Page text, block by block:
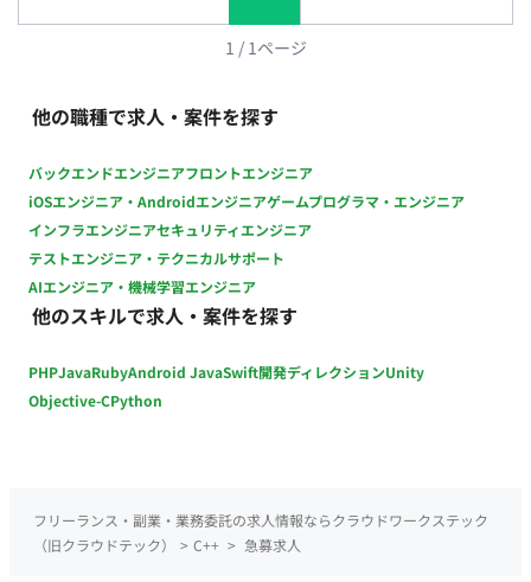
1 / 1ページ
他の職種で求人・案件を探す
バックエンドエンジニアフロントエンジニア
iOSエンジニア・Androidエンジニアゲームプログラマ・エンジニア
インフラエンジニアセキュリティエンジニア
テストエンジニア・テクニカルサポート
AIエンジニア・機械学習エンジニア
他のスキルで求人・案件を探す
PHPJavaRubyAndroid JavaSwift開発ディレクションUnity
Objective-CPython
フリーランス・副業・業務委託の求人情報ならクラウドワークステック
（旧クラウドテック）
> C++ > 急募求人